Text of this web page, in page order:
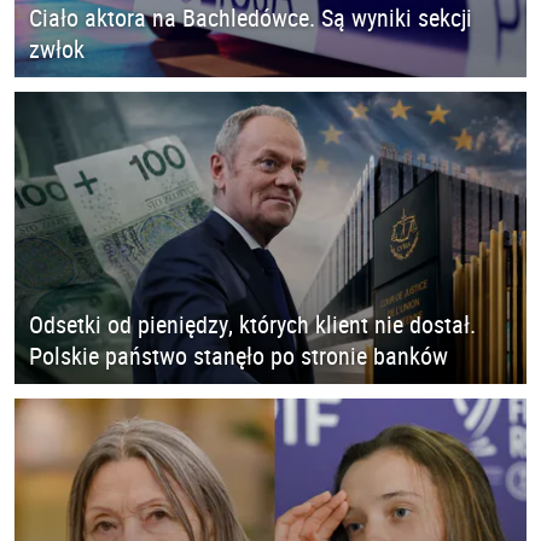
Ciało aktora na Bachledówce. Są wyniki sekcji
zwłok
Odsetki od pieniędzy, których klient nie dostał.
Polskie państwo stanęło po stronie banków